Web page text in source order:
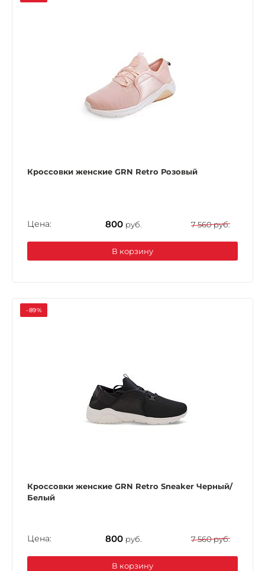
Кроссовки женские GRN Retro Розовый
Цена: 800 руб. 7 560 руб.
В корзину
-89%
Кроссовки женские GRN Retro Sneaker Черный/
Белый
Цена: 800 руб. 7 560 руб.
В корзину